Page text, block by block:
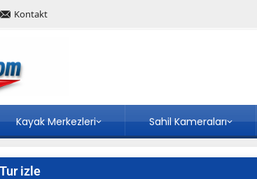
Kontakt
Kayak Merkezleri Sahil Kameraları
izle